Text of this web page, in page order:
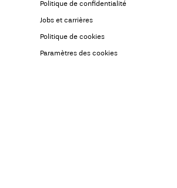
Politique de confidentialité
Jobs et carrières
Politique de cookies
Paramètres des cookies